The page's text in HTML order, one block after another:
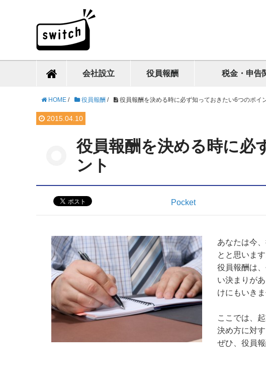
会社設立 役員報酬 税金・申告
HOME / 役員報酬 / 役員報酬を決める時に必ず知っておきたい6つのポイ
2015.04.10
役員報酬を決める時に必
ント
Pocket
あなたは今
とと思います
役員報酬は
い決まりが
けにもいきま
ここでは、
決め方に対
ぜひ、役員